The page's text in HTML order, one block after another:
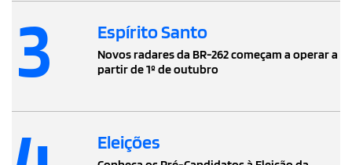
3 Espírito Santo
Novos radares da BR-262 começam a operar a
partir de 1º de outubro
Eleições